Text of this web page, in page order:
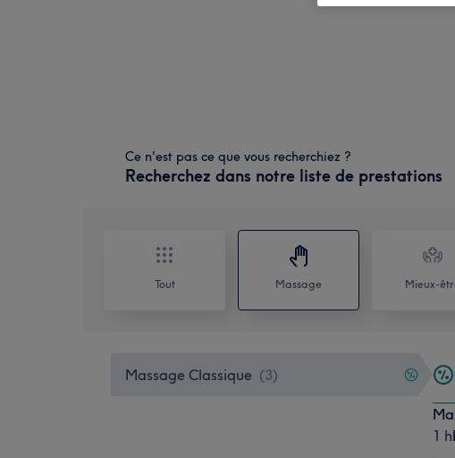
Ce n'est pas ce que vous recherchiez ?
Recherchez dans notre liste de prestations
Tout Massage Mieux-
Massage Classique (3)
1 h